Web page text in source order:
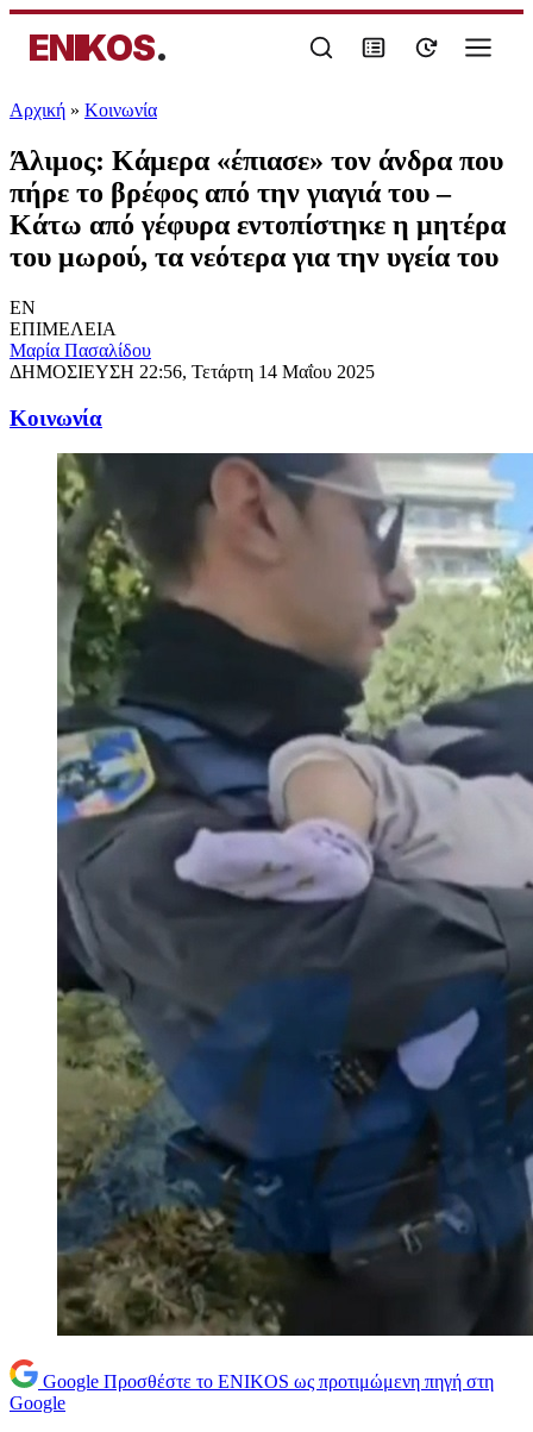
ENIKOS.
Αρχική » Κοινωνία
Άλιμος: Κάμερα «έπιασε» τον άνδρα που
πήρε το βρέφος από την γιαγιά του –
Κάτω από γέφυρα εντοπίστηκε η μητέρα
του μωρού, τα νεότερα για την υγεία του
EN
ΕΠΙΜΕΛΕΙΑ
Μαρία Πασαλίδου
ΔΗΜΟΣΙΕΥΣΗ 22:56, Τετάρτη 14 Μαΐου 2025
Κοινωνία
Google Προσθέστε το ENIKOS ως προτιμώμενη πηγή στη
Google